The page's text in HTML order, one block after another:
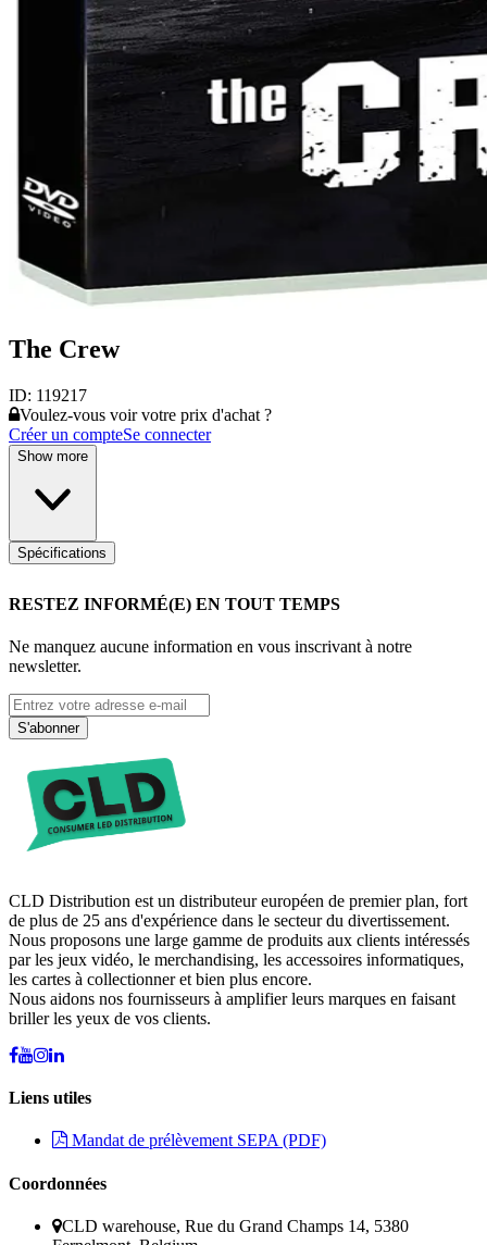
The Crew
ID: 119217
Voulez-vous voir votre prix d'achat ?
Créer un compteSe connecter
Show more
Spécifications
RESTEZ INFORMÉ(E) EN TOUT TEMPS
Ne manquez aucune information en vous inscrivant à notre
newsletter.
S'abonner
CLD Distribution est un distributeur européen de premier plan, fort
de plus de 25 ans d'expérience dans le secteur du divertissement.
Nous proposons une large gamme de produits aux clients intéressés
par les jeux vidéo, le merchandising, les accessoires informatiques,
les cartes à collectionner et bien plus encore.
Nous aidons nos fournisseurs à amplifier leurs marques en faisant
briller les yeux de vos clients.
Liens utiles
Mandat de prélèvement SEPA (PDF)
Coordonnées
CLD warehouse, Rue du Grand Champs 14, 5380